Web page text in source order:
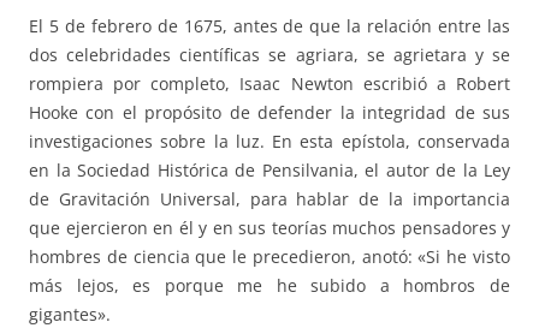
El 5 de febrero de 1675, antes de que la relación entre las
dos celebridades científicas se agriara, se agrietara y se
rompiera por completo, Isaac Newton escribió a Robert
Hooke con el propósito de defender la integridad de sus
investigaciones sobre la luz. En esta epístola, conservada
en la Sociedad Histórica de Pensilvania, el autor de la Ley
de Gravitación Universal, para hablar de la importancia
que ejercieron en él y en sus teorías muchos pensadores y
hombres de ciencia que le precedieron, anotó: «Si he visto
más lejos, es porque me he subido a hombros de
gigantes».